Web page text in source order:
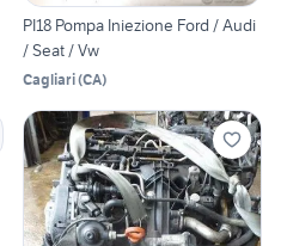
PI18 Pompa Iniezione Ford / Audi
/ Seat / Vw
Cagliari(CA)